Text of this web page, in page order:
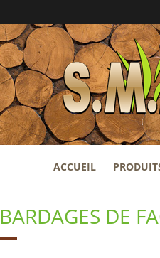
ACCUEIL
BARDAGES DE